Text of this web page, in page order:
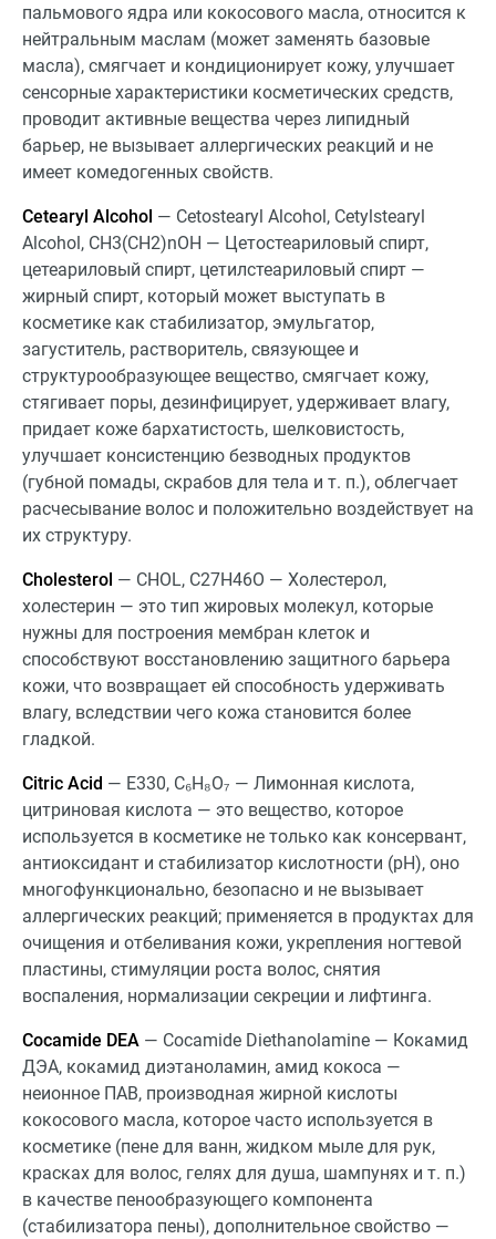
пальмового ядра или кокосового масла, относится к
нейтральным маслам (может заменять базовые
масла), смягчает и кондиционирует кожу, улучшает
сенсорные характеристики косметических средств,
проводит активные вещества через липидный
барьер, не вызывает аллергических реакций и не
имеет комедогенных свойств.
Cetearyl Alcohol — Cetostearyl Alcohol, Cetylstearyl
Alcohol, CH3(CH2)nOH — Цетостеариловый спирт,
цетеариловый спирт, цетилстеариловый спирт —
жирный спирт, который может выступать в
косметике как стабилизатор, эмульгатор,
загуститель, растворитель, связующее и
структурообразующее вещество, смягчает кожу,
стягивает поры, дезинфицирует, удерживает влагу,
придает коже бархатистость, шелковистость,
улучшает консистенцию безводных продуктов
(губной помады, скрабов для тела и т. п.), облегчает
расчесывание волос и положительно воздействует на
их структуру.
Cholesterol — CHOL, C27H46O — Холестерол,
холестерин — это тип жировых молекул, которые
нужны для построения мембран клеток и
способствуют восстановлению защитного барьера
кожи, что возвращает ей способность удерживать
влагу, вследствии чего кожа становится более
гладкой.
Citric Acid — Е330, C₆H₈O₇ — Лимонная кислота,
цитриновая кислота — это вещество, которое
используется в косметике не только как консервант,
антиоксидант и стабилизатор кислотности (pH), оно
многофункционально, безопасно и не вызывает
аллергических реакций; применяется в продуктах для
очищения и отбеливания кожи, укрепления ногтевой
пластины, стимуляции роста волос, снятия
воспаления, нормализации секреции и лифтинга.
Cocamide DEA — Cocamide Diethanolamine — Кокамид
ДЭА, кокамид диэтаноламин, амид кокоса —
неионное ПАВ, производная жирной кислоты
кокосового масла, которое часто используется в
косметике (пене для ванн, жидком мыле для рук,
красках для волос, гелях для душа, шампунях и т. п.)
в качестве пенообразующего компонента
(стабилизатора пены), дополнительное свойство —